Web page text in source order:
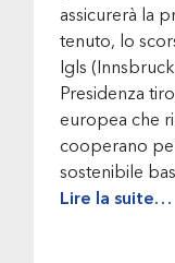
assicurerà la
tenuto, lo
Igls
Presidenza
europea che
cooperano
sostenibile
Lire la suite…